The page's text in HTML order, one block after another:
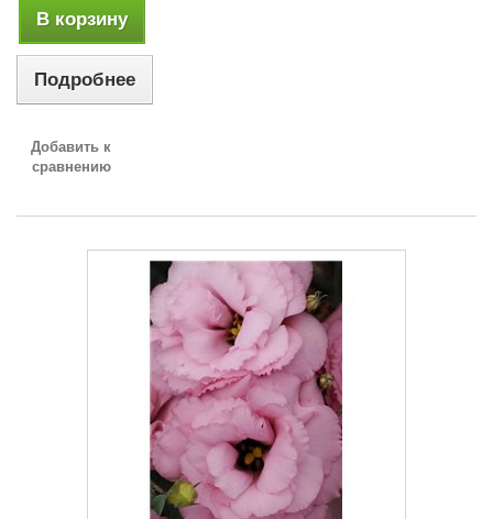
В корзину
Подробнее
Добавить к
сравнению